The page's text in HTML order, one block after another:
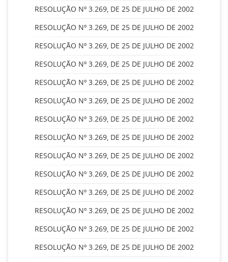
RESOLUÇÃO Nº 3.269, DE 25 DE JULHO DE 2002
RESOLUÇÃO Nº 3.269, DE 25 DE JULHO DE 2002
RESOLUÇÃO Nº 3.269, DE 25 DE JULHO DE 2002
RESOLUÇÃO Nº 3.269, DE 25 DE JULHO DE 2002
RESOLUÇÃO Nº 3.269, DE 25 DE JULHO DE 2002
RESOLUÇÃO Nº 3.269, DE 25 DE JULHO DE 2002
RESOLUÇÃO Nº 3.269, DE 25 DE JULHO DE 2002
RESOLUÇÃO Nº 3.269, DE 25 DE JULHO DE 2002
RESOLUÇÃO Nº 3.269, DE 25 DE JULHO DE 2002
RESOLUÇÃO Nº 3.269, DE 25 DE JULHO DE 2002
RESOLUÇÃO Nº 3.269, DE 25 DE JULHO DE 2002
RESOLUÇÃO Nº 3.269, DE 25 DE JULHO DE 2002
RESOLUÇÃO Nº 3.269, DE 25 DE JULHO DE 2002
RESOLUÇÃO Nº 3.269, DE 25 DE JULHO DE 2002